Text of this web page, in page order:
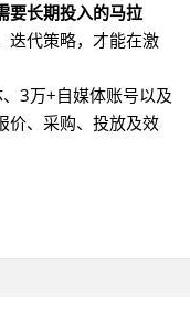
要长期投入的马拉
迭代策略，才能在激
3万+自媒体账号以及
价、采购、投放及效